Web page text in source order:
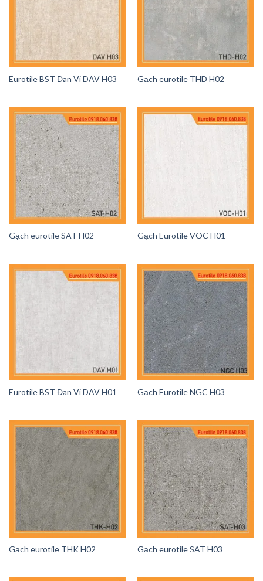
Eurotile BST Đan Vi DAV H03 Gạch eurotile THD H02
Gạch eurotile SAT H02 Gạch Eurotile VOC H01
Eurotile BST Đan Vi DAV H01 Gạch Eurotile NGC H03
Gạch eurotile THK H02 Gạch eurotile SAT H03